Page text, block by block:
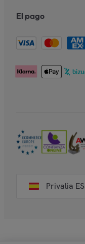
El pago
Privalia ES